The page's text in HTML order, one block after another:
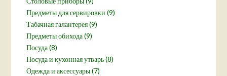
Предметы для сервировки (9)
Табачная галантерея (9)
Предметы обихода (9)
Посуда (8)
Посуда и кухонная утварь (8)
Одежда и аксессуары (7)